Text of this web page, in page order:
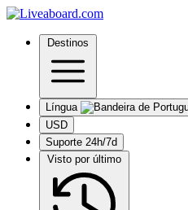
Destinos
Língua
USD
Suporte 24h/7d
Visto por último